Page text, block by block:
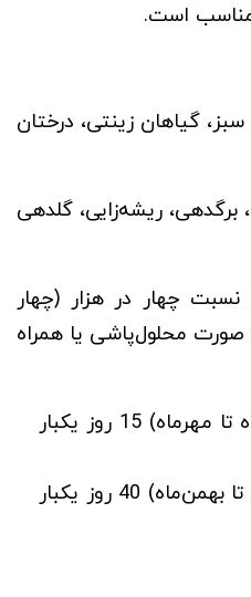
مناسب است.
گیاهان زینتی، درختان
برگدهی، ریشه‌زایی، گلدهی
نسبت چهار در هزار (چهار
محلول‌پاشی یا همراه
در فصل رشد (از اسفندماه تا مهرماه) 15 روز یکبار
در فصل سرما (از آبان‌ماه تا بهمن‌ماه) 40 روز یکبار